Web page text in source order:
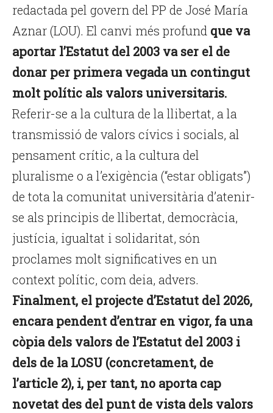
redactada pel govern del PP de José María
Aznar (LOU). El canvi més profund que va
aportar l’Estatut del 2003 va ser el de
donar per primera vegada un contingut
molt polític als valors universitaris.
Referir-se a la cultura de la llibertat, a la
transmissió de valors cívics i socials, al
pensament crític, a la cultura del
pluralisme o a l’exigència (“estar obligats”)
de tota la comunitat universitària d’atenir-
se als principis de llibertat, democràcia,
justícia, igualtat i solidaritat, són
proclames molt significatives en un
context polític, com deia, advers.
Finalment, el projecte d’Estatut del 2026,
encara pendent d’entrar en vigor, fa una
còpia dels valors de l’Estatut del 2003 i
dels de la LOSU (concretament, de
l’article 2), i, per tant, no aporta cap
novetat des del punt de vista dels valors